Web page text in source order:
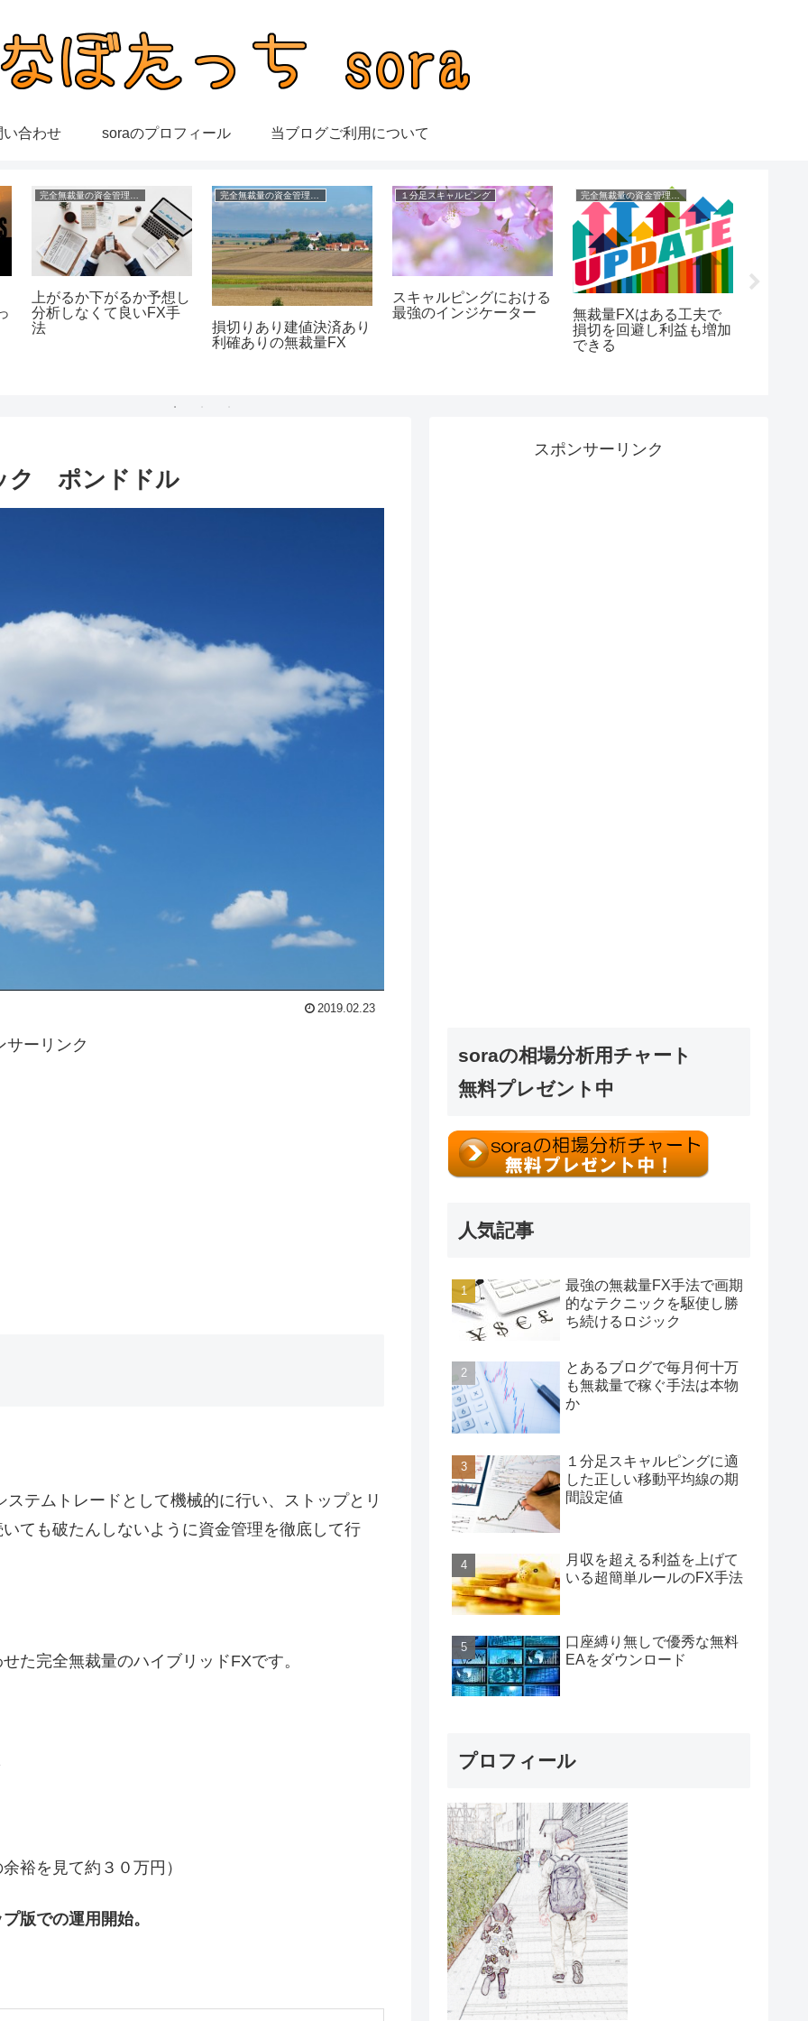
い合わせ soraのプロフィール 当ブログご利用について
上がるか下がるか予想し
分析しなくて良いFX手
法
損切りあり建値決済あり
利確ありの無裁量FX
１分足スキャルピング
スキャルピングにおける
最強のインジケーター
完全無裁量の資金管理FX
無裁量FXはある工夫で
損切を回避し利益も増加
できる
ク ポンドドル
2019.02.23
サーリンク
テムトレードとして機械的に行い、ストップとリ
ても破たんしないように資金管理を徹底して行
た完全無裁量のハイブリッドFXです。
裕を見て約３０万円）
版での運用開始。
スポンサーリンク
soraの相場分析用チャート
無料プレゼント中
人気記事
最強の無裁量FX手法で画期
的なテクニックを駆使し勝
ち続けるロジック
とあるブログで毎月何十万
も無裁量で稼ぐ手法は本物
か
１分足スキャルピングに適
した正しい移動平均線の期
間設定値
月収を超える利益を上げて
いる超簡単ルールのFX手法
口座縛り無しで優秀な無料
EAをダウンロード
プロフィール